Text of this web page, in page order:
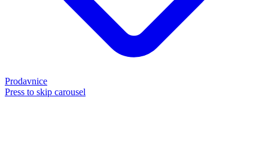
Prodavnice
Press to skip carousel